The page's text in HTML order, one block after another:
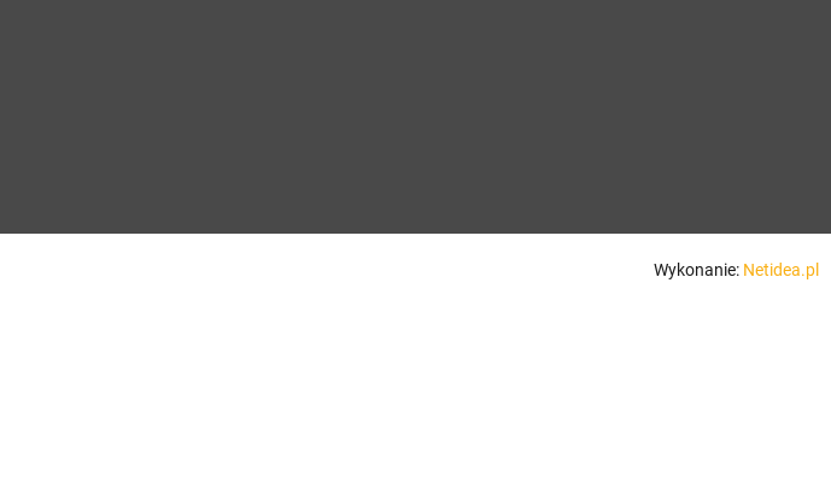
Wykonanie: Netidea.pl